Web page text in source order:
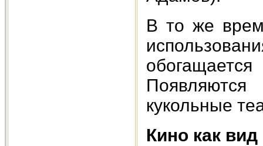
В то же
кукольные
Кино как